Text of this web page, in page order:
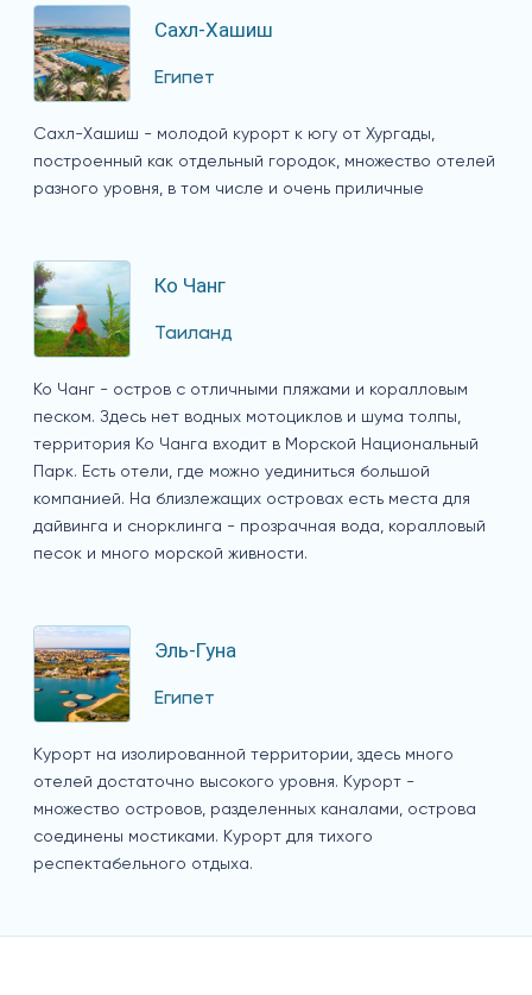
Сахл-Хашиш
Египет
Сахл-Хашиш - молодой курорт к югу от Хургады,
построенный как отдельный городок, множество отелей
разного уровня, в том числе и очень приличные
Ко Чанг
Таиланд
Ко Чанг - остров с отличными пляжами и коралловым
песком. Здесь нет водных мотоциклов и шума толпы,
территория Ко Чанга входит в Морской Национальный
Парк. Есть отели, где можно уединиться большой
компанией. На близлежащих островах есть места для
дайвинга и снорклинга - прозрачная вода, коралловый
песок и много морской живности.
Эль-Гуна
Египет
Курорт на изолированной территории, здесь много
отелей достаточно высокого уровня. Курорт -
множество островов, разделенных каналами, острова
соединены мостиками. Курорт для тихого
респектабельного отдыха.